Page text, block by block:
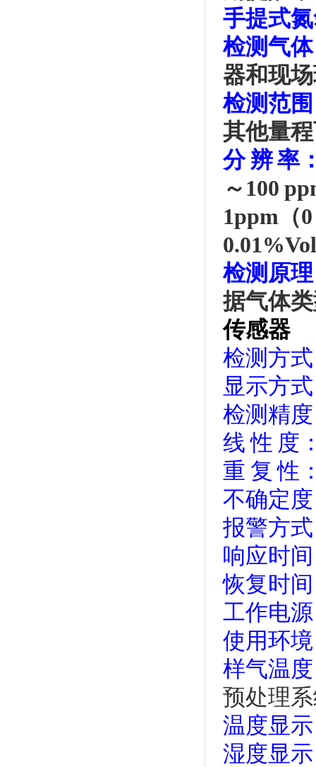
手提式
检测气
器和现
检测范
其他量
分 辨 率
～100
1ppm（
0.01
检测原
据气体
传感器
检测方
显示方
检测精
线 性 度
重 复 性
不确定
报警方
响应时
恢复时
工作电
使用环
样气温
预处理
温度显
湿度显